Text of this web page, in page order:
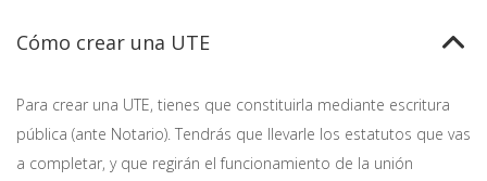
Cómo crear una UTE
Para crear una UTE, tienes que constituirla mediante escritura
pública (ante Notario). Tendrás que llevarle los estatutos que vas
a completar, y que regirán el funcionamiento de la unión